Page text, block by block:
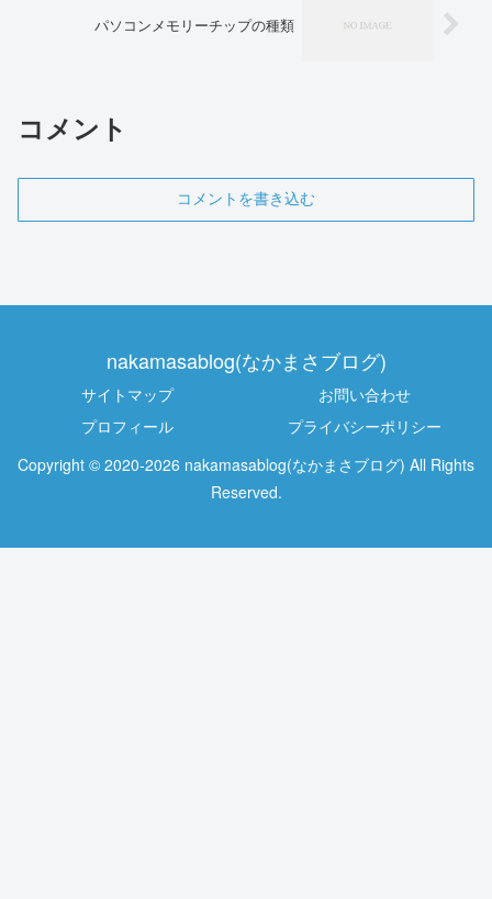
パソコンメモリーチップの種類
コメント
コメントを書き込む
nakamasablog(なかまさブログ)
サイトマップ
お問い合わせ
プロフィール
プライバシーポリシー
Copyright © 2020-2026 nakamasablog(なかまさブログ) All Rights
Reserved.